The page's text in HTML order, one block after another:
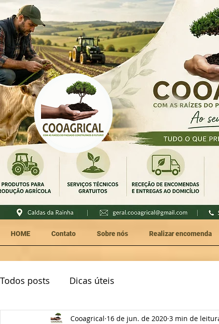
HOME Contato Sobre nós Realizar encomenda
Todos posts Dicas úteis
Cooagrical 16 de jun. de 2020 3 min de